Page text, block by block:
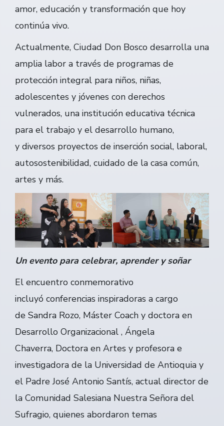
amor, educación y transformación que hoy
continúa vivo.
Actualmente, Ciudad Don Bosco desarrolla una
amplia labor a través de programas de
protección integral para niños, niñas,
adolescentes y jóvenes con derechos
vulnerados, una institución educativa técnica
para el trabajo y el desarrollo humano,
y diversos proyectos de inserción social, laboral,
autosostenibilidad, cuidado de la casa común,
artes y más.
Un evento para celebrar, aprender y soñar
El encuentro conmemorativo
incluyó conferencias inspiradoras a cargo
de Sandra Rozo, Máster Coach y doctora en
Desarrollo Organizacional , Ángela
Chaverra, Doctora en Artes y profesora e
investigadora de la Universidad de Antioquia y
el Padre José Antonio Santís, actual director de
la Comunidad Salesiana Nuestra Señora del
Sufragio, quienes abordaron temas